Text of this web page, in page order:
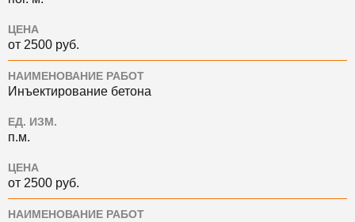
ЦЕНА
от 2500 руб.
НАИМЕНОВАНИЕ РАБОТ
Инъектирование бетона
ЕД. ИЗМ.
п.м.
ЦЕНА
от 2500 руб.
НАИМЕНОВАНИЕ РАБОТ